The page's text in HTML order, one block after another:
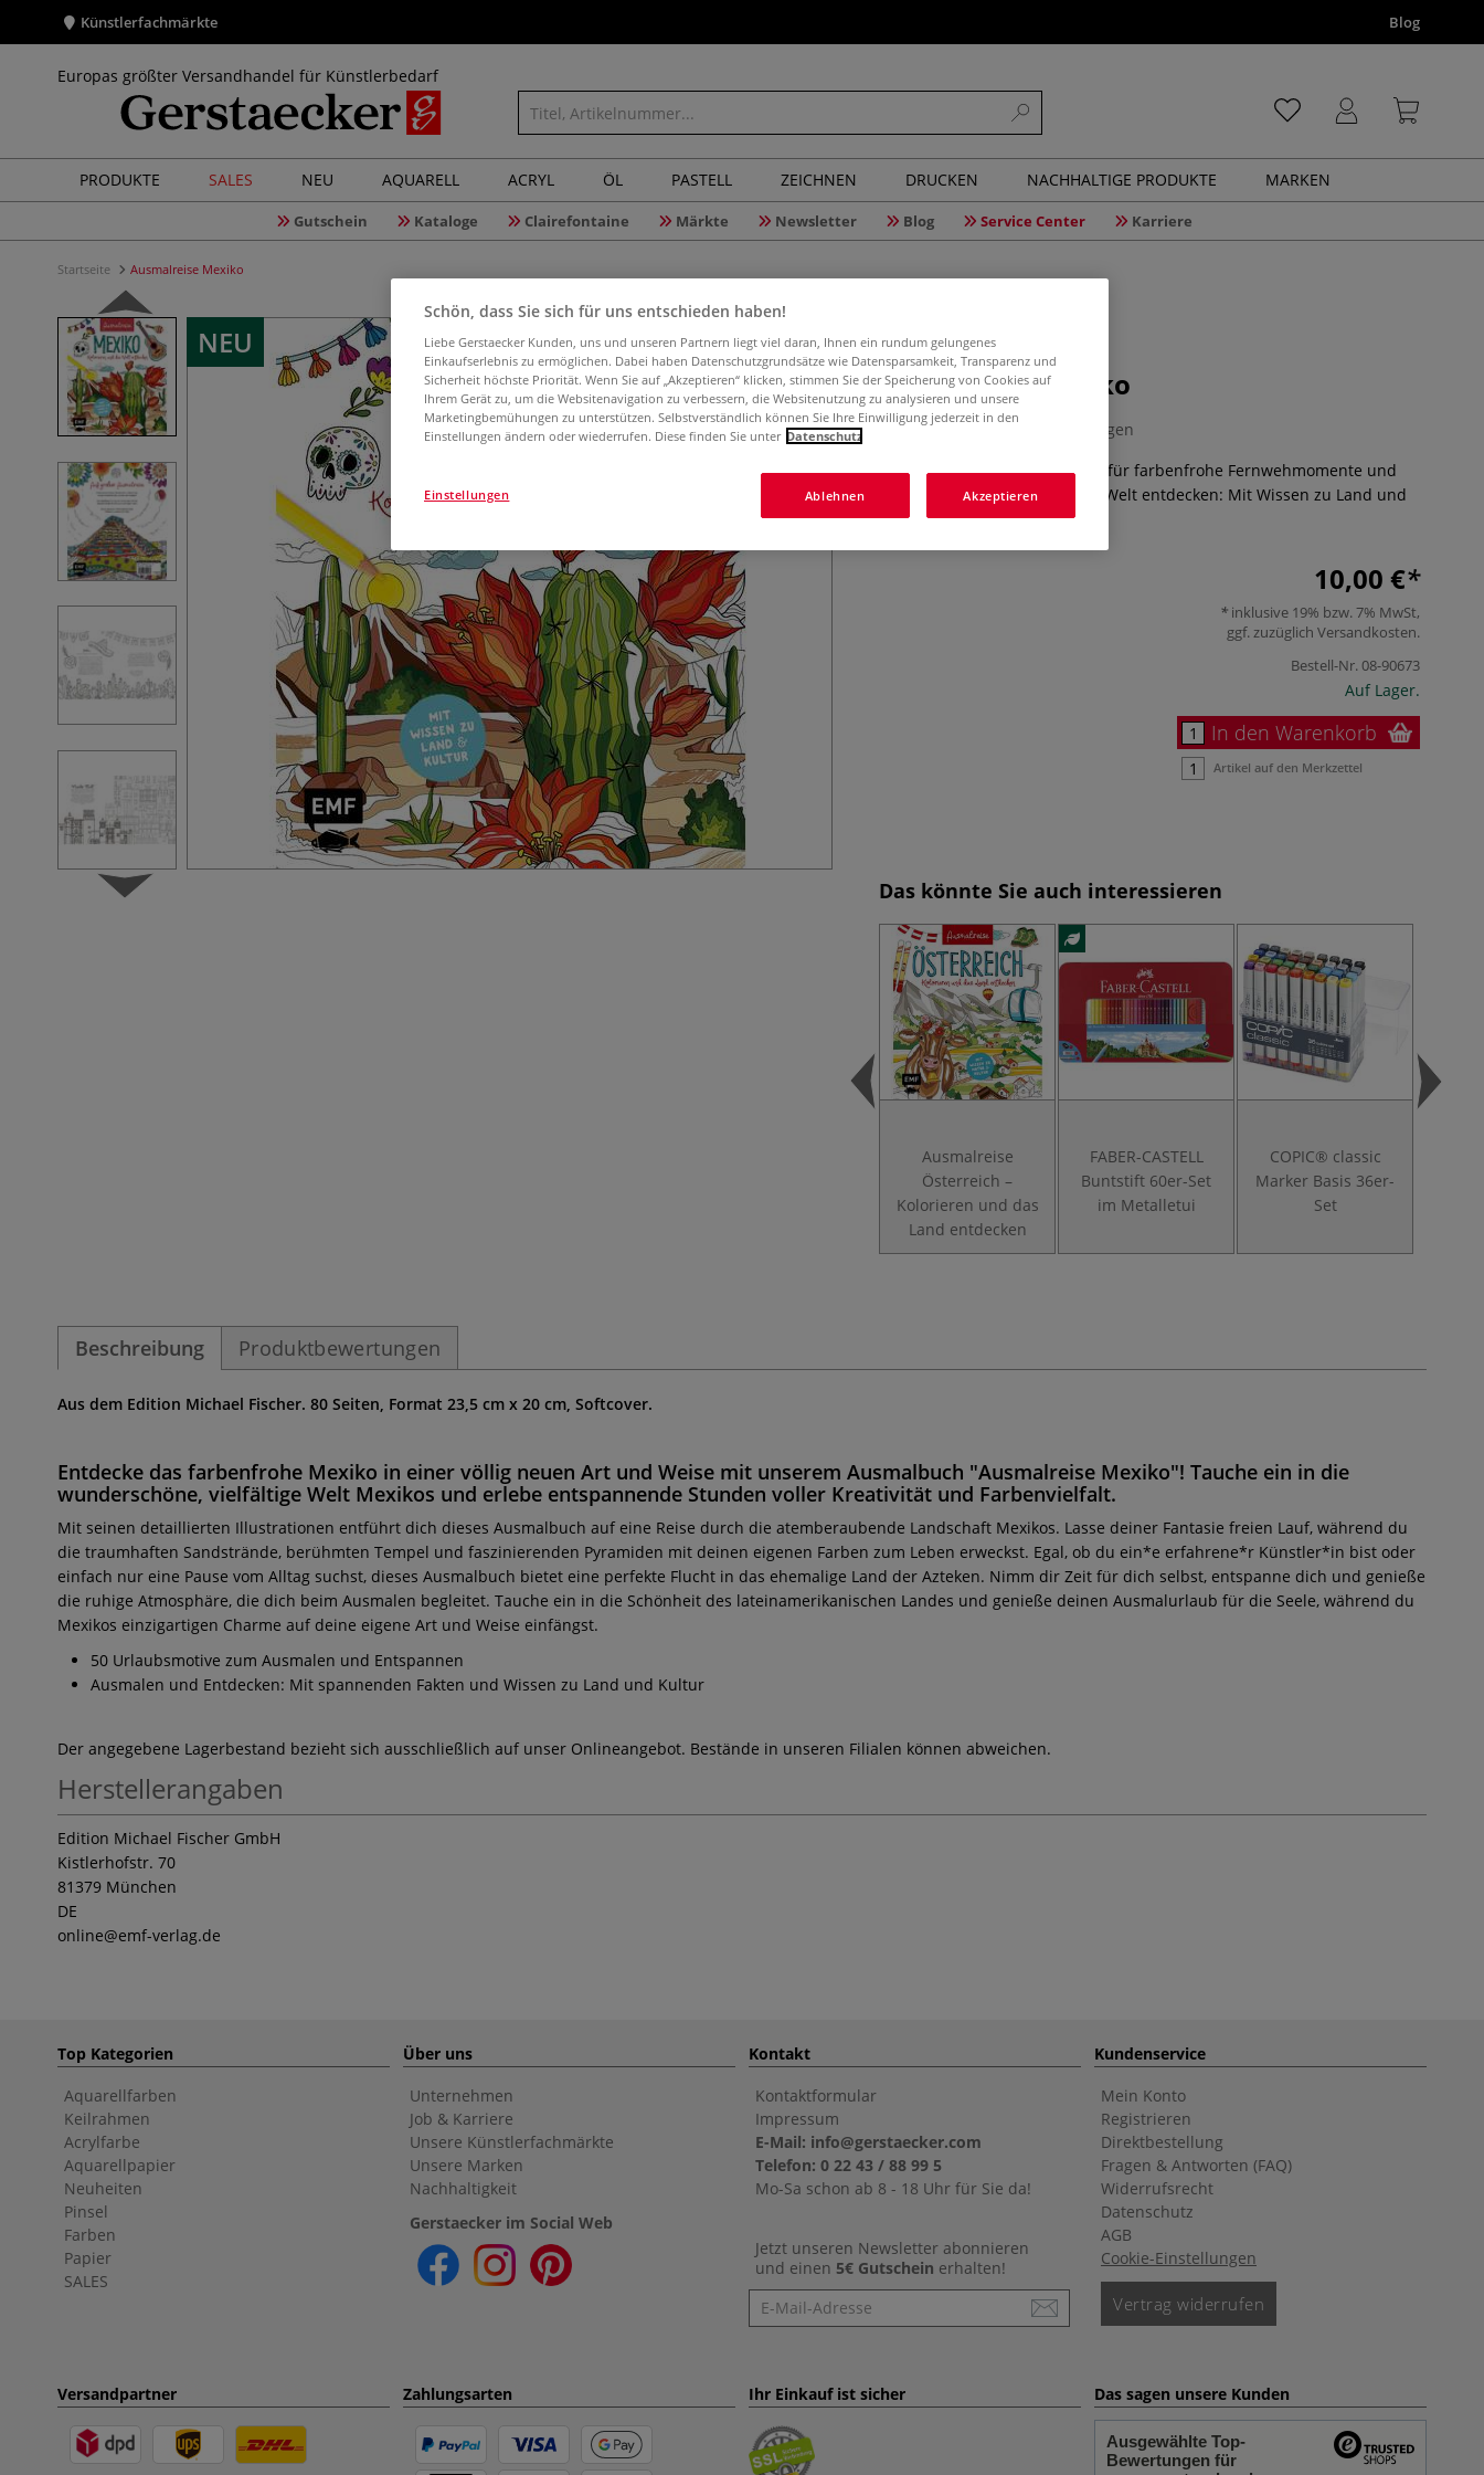
Künstlerfachmärkte Blog
Europas größter Versandhandel für Künstlerbedarf
PRODUKTE SALES NEU AQUARELL ACRYL ÖL PASTELL ZEICHNEN DRUCKEN NACHHALTIGE PRODUKTE MARKEN
Gutschein Kataloge Clairefontaine Märkte Newsletter Blog Service Center Karriere
Startseite Ausmalreise Mexiko
NEU
Ausmalreise Mexiko
0 Bewertungen
Ein entspannendes Ausmalbuch für farbenfrohe Fernwehmomente und
Inspiration | Kolorieren und die Welt entdecken: Mit Wissen zu Land und
Kultur
Mehr
10,00 €
inklusive 19% bzw. 7% MwSt,
ggf. zuzüglich Versandkosten.
Bestell-Nr.08-90673
Auf Lager.
In den Warenkorb
Artikel auf den Merkzettel
Das könnte Sie auch interessieren
Ausmalreise
Österreich –
Kolorieren und das
Land entdecken
FABER-CASTELL
Buntstift 60er-Set
im Metalletui
COPIC® classic
Marker Basis 36er-
Set
Beschreibung Produktbewertungen
Aus dem Edition Michael Fischer. 80 Seiten, Format 23,5 cm x 20 cm, Softcover.
Entdecke das farbenfrohe Mexiko in einer völlig neuen Art und Weise mit unserem Ausmalbuch "Ausmalreise Mexiko"! Tauche ein in die
wunderschöne, vielfältige Welt Mexikos und erlebe entspannende Stunden voller Kreativität und Farbenvielfalt.
Mit seinen detaillierten Illustrationen entführt dich dieses Ausmalbuch auf eine Reise durch die atemberaubende Landschaft Mexikos. Lasse deiner Fantasie freien Lauf, während du
die traumhaften Sandstrände, berühmten Tempel und faszinierenden Pyramiden mit deinen eigenen Farben zum Leben erweckst. Egal, ob du ein*e erfahrene*r Künstler*in bist oder
einfach nur eine Pause vom Alltag suchst, dieses Ausmalbuch bietet eine perfekte Flucht in das ehemalige Land der Azteken. Nimm dir Zeit für dich selbst, entspanne dich und genieße
die ruhige Atmosphäre, die dich beim Ausmalen begleitet. Tauche ein in die Schönheit des lateinamerikanischen Landes und genieße deinen Ausmalurlaub für die Seele, während du
Mexikos einzigartigen Charme auf deine eigene Art und Weise einfängst.
50 Urlaubsmotive zum Ausmalen und Entspannen
Ausmalen und Entdecken: Mit spannenden Fakten und Wissen zu Land und Kultur
Der angegebene Lagerbestand bezieht sich ausschließlich auf unser Onlineangebot. Bestände in unseren Filialen können abweichen.
Herstellerangaben
Edition Michael Fischer GmbH
Kistlerhofstr. 70
81379 München
DE
online@emf-verlag.de
Top Kategorien
Aquarellfarben
Keilrahmen
Acrylfarbe
Aquarellpapier
Neuheiten
Pinsel
Farben
Papier
SALES
Über uns
Unternehmen
Job & Karriere
Unsere Künstlerfachmärkte
Unsere Marken
Nachhaltigkeit
Gerstaecker im Social Web
Kontakt
Kontaktformular
Impressum
E-Mail: info@gerstaecker.com
Telefon: 0 22 43 / 88 99 5
Mo-Sa schon ab 8 - 18 Uhr für Sie da!
Jetzt unseren Newsletter abonnieren
und einen 5€ Gutschein erhalten!
Newsletter
Kundenservice
Mein Konto
Registrieren
Direktbestellung
Fragen & Antworten (FAQ)
Widerrufsrecht
Datenschutz
AGB
Cookie-Einstellungen
Vertrag widerrufen
Versandpartner Zahlungsarten Ihr Einkauf ist sicher Das sagen unsere Kunden
Ausgewählte Top-
Bewertungen für
Schön, dass Sie sich für uns entschieden haben!
Liebe Gerstaecker Kunden, uns und unseren Partnern liegt viel daran, Ihnen ein rundum gelungenes
Einkaufserlebnis zu ermöglichen. Dabei haben Datenschutzgrundsätze wie Datensparsamkeit, Transparenz und
Sicherheit höchste Priorität. Wenn Sie auf „Akzeptieren“ klicken, stimmen Sie der Speicherung von Cookies auf
Ihrem Gerät zu, um die Websitenavigation zu verbessern, die Websitenutzung zu analysieren und unsere
Marketingbemühungen zu unterstützen. Selbstverständlich können Sie Ihre Einwilligung jederzeit in den
Einstellungen ändern oder wiederrufen. Diese finden Sie unter Datenschutz
Ablehnen Akzeptieren
Einstellungen